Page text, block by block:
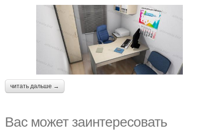
читать дальше →
Вас может заинтересовать